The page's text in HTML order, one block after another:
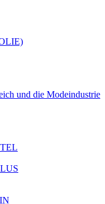
und die Modeindustrie